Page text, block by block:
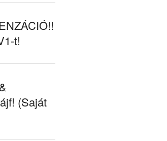
t!
(Saját